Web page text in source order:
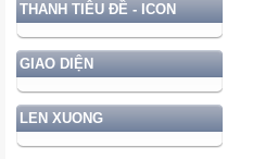
THANH TIÊU ĐỀ - ICON
GIAO DIỆN
LEN XUONG